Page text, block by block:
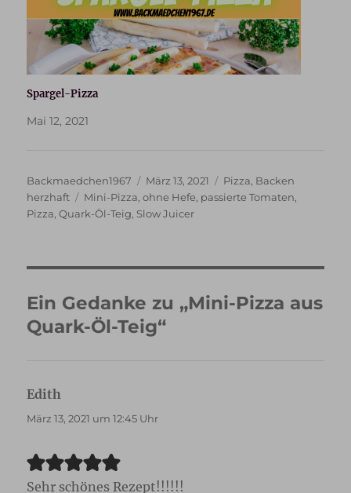
Spargel-Pizza
Mai 12, 2021
Autor
Backmaedchen1967
Veröffentlicht
am
März 13, 2021 Kategorien
Pizza, Backen
herzhaft
Schlagwörter
Mini-Pizza,ohne Hefe, passierte Tomaten,
Pizza,Quark-Öl-Teig, Slow Juicer
Ein Gedanke zu „Mini-Pizza aus
Quark-Öl-Teig“
Edith
März 13, 2021 um 12:45 Uhr
Sehr schönes Rezept!!!!!!